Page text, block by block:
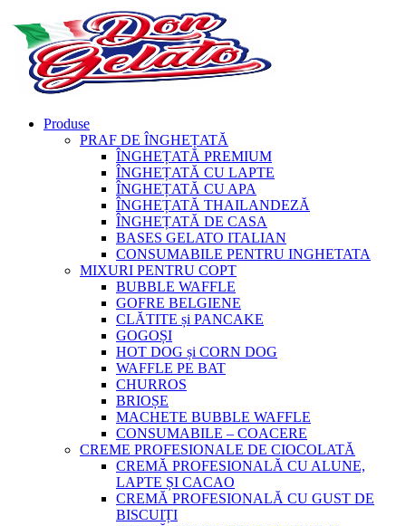
Produse
PRAF DE ÎNGHEȚATĂ
ÎNGHEȚATĂ PREMIUM
ÎNGHEȚATĂ CU LAPTE
ÎNGHEȚATĂ CU APA
ÎNGHEȚATĂ THAILANDEZĂ
ÎNGHEȚATĂ DE CASA
BASES GELATO ITALIAN
CONSUMABILE PENTRU INGHETATA
MIXURI PENTRU COPT
BUBBLE WAFFLE
GOFRE BELGIENE
CLĂTITE și PANCAKE
GOGOȘI
HOT DOG și CORN DOG
WAFFLE PE BAT
CHURROS
BRIOȘE
MACHETE BUBBLE WAFFLE
CONSUMABILE – COACERE
CREME PROFESIONALE DE CIOCOLATĂ
CREMĂ PROFESIONALĂ CU ALUNE,
LAPTE ȘI CACAO
CREMĂ PROFESIONALĂ CU GUST DE
BISCUIȚI